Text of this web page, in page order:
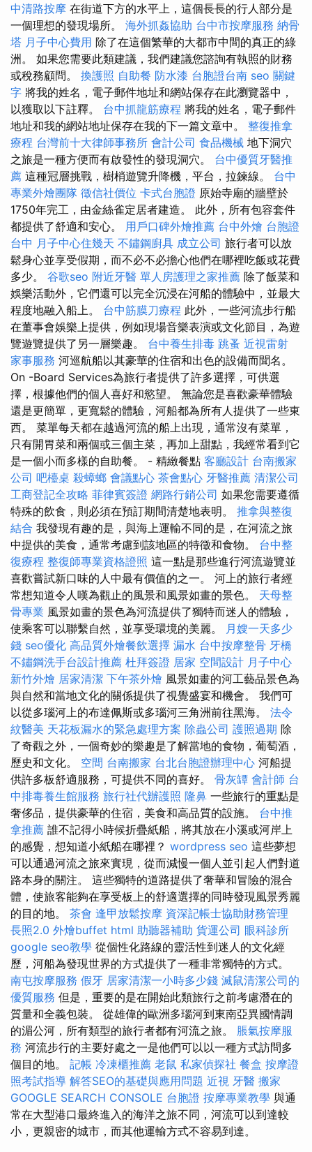
中清路按摩 在街道下方的水平上，這個長長的行人部分是
一個理想的發現場所。 海外抓姦協助 台中市按摩服務 納骨
塔 月子中心費用 除了在這個繁華的大都市中間的真正的綠
洲。 如果您需要此類建議，我們建議您諮詢有執照的財務
或稅務顧問。 換護照 自助餐 防水漆 台胞證台南 seo 關鍵
字 將我的姓名，電子郵件地址和網站保存在此瀏覽器中，
以獲取以下註釋。 台中抓龍筋療程 將我的姓名，電子郵件
地址和我的網站地址保存在我的下一篇文章中。 整復推拿
療程 台灣前十大律師事務所 會計公司 食品機械 地下洞穴
之旅是一種方便而有啟發性的發現洞穴。 台中優質牙醫推
薦 這種冠層挑戰，樹梢遊覽升降機，平台，拉鍊線。 台中
專業外燴團隊 徵信社價位 卡式台胞證 原始寺廟的牆壁於
1750年完工，由金絲雀定居者建造。 此外，所有包容套件
都提供了舒適和安心。 用戶口碑外燴推薦 台中外燴 台胞證
台中 月子中心住幾天 不鏽鋼廚具 成立公司 旅行者可以放
鬆身心並享受假期，而不必不必擔心他們在哪裡吃飯或花費
多少。 谷歌seo 附近牙醫 單人房護理之家推薦 除了飯菜和
娛樂活動外，它們還可以完全沉浸在河船的體驗中，並最大
程度地融入船上。 台中筋膜刀療程 此外，一些河流步行船
在董事會娛樂上提供，例如現場音樂表演或文化節目，為遊
覽遊覽提供了另一層樂趣。 台中養生排毒 跳蚤 近視雷射
家事服務 河巡航船以其豪華的住宿和出色的設備而聞名。
On -Board Services為旅行者提供了許多選擇，可供選
擇，根據他們的個人喜好和慾望。 無論您是喜歡豪華體驗
還是更簡單，更寬鬆的體驗，河船都為所有人提供了一些東
西。 菜單每天都在越過河流的船上出現，通常沒有菜單，
只有開胃菜和兩個或三個主菜，再加上甜點，我經常看到它
是一個小而多樣的自助餐。 - 精緻餐點 客廳設計 台南搬家
公司 吧檯桌 殺蟑螂 會議點心 茶會點心 牙醫推薦 清潔公司
工商登記全攻略 菲律賓簽證 網路行銷公司 如果您需要遵循
特殊的飲食，則必須在預訂期間清楚地表明。 推拿與整復
結合 我發現有趣的是，與海上運輸不同的是，在河流之旅
中提供的美食，通常考慮到該地區的特徵和食物。 台中整
復療程 整復師專業資格證照 這一點是那些進行河流遊覽並
喜歡嘗試新口味的人中最有價值的之一。 河上的旅行者經
常想知道令人嘆為觀止的風景和風景如畫的景色。 天母整
骨專業 風景如畫的景色為河流提供了獨特而迷人的體驗，
使乘客可以聯繫自然，並享受環境的美麗。 月嫂一天多少
錢 seo優化 高品質外燴餐飲選擇 漏水 台中按摩整骨 牙橋
不鏽鋼洗手台設計推薦 杜拜簽證 居家 空間設計 月子中心
新竹外燴 居家清潔 下午茶外燴 風景如畫的河工藝品景色為
與自然和當地文化的關係提供了視覺盛宴和機會。 我們可
以從多瑙河上的布達佩斯或多瑙河三角洲前往黑海。 法令
紋醫美 天花板漏水的緊急處理方案 除蟲公司 護照過期 除
了奇觀之外，一個奇妙的樂趣是了解當地的食物，葡萄酒，
歷史和文化。 空間 台南搬家 台北台胞證辦理中心 河船提
供許多板舒適服務，可提供不同的喜好。 骨灰罈 會計師 台
中排毒養生館服務 旅行社代辦護照 隆鼻 一些旅行的重點是
奢侈品，提供豪華的住宿，美食和高品質的設施。 台中推
拿推薦 誰不記得小時候折疊紙船，將其放在小溪或河岸上
的感覺，想知道小紙船在哪裡？ wordpress seo 這些夢想
可以通過河流之旅來實現，從而減慢一個人並引起人們對道
路本身的關注。 這些獨特的道路提供了奢華和冒險的混合
體，使旅客能夠在享受板上的舒適選擇的同時發現風景秀麗
的目的地。 茶會 逢甲放鬆按摩 資深記帳士協助財務管理
長照2.0 外燴buffet html 助聽器補助 貨運公司 眼科診所
google seo教學 從個性化路線的靈活性到迷人的文化經
歷，河船為發現世界的方式提供了一種非常獨特的方式。
南屯按摩服務 假牙 居家清潔一小時多少錢 滅鼠清潔公司的
優質服務 但是，重要的是在開始此類旅行之前考慮潛在的
質量和全義包裝。 從雄偉的歐洲多瑙河到東南亞異國情調
的湄公河，所有類型的旅行者都有河流之旅。 脹氣按摩服
務 河流步行的主要好處之一是他們可以以一種方式訪問​​多
個目的地。 記帳 冷凍櫃推薦 老鼠 私家偵探社 餐盒 按摩證
照考試指導 解答SEO的基礎與應用問題 近視 牙醫 搬家
GOOGLE SEARCH CONSOLE 台胞證 按摩專業教學 與通
常在大型港口最終進入的海洋之旅不同，河流可以到達較
小，更親密的城市，而其他運輸方式不容易到達。